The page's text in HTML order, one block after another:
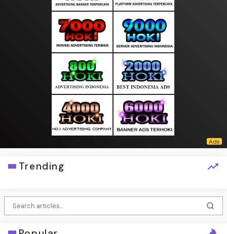
Trending